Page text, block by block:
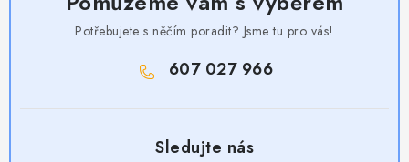
Potřebujete s něčím poradit? Jsme tu pro vás!
607 027 966